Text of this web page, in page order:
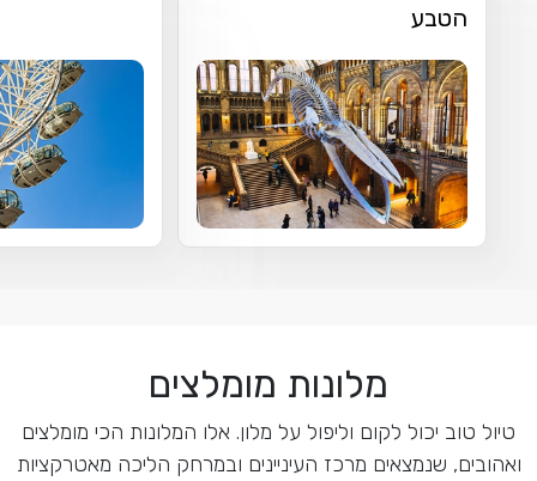
הטבע
מלונות מומלצים
טיול טוב יכול לקום וליפול על מלון. אלו המלונות הכי מומלצים
ואהובים, שנמצאים מרכז העיניינים ובמרחק הליכה מאטרקציות